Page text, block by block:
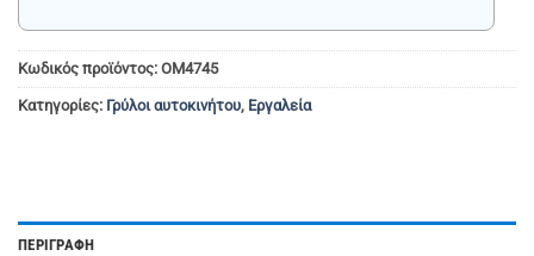
Κωδικός προϊόντος: OM4745
Κατηγορίες: Γρύλοι αυτοκινήτου, Εργαλεία
ΠΕΡΙΓΡΑΦΉ